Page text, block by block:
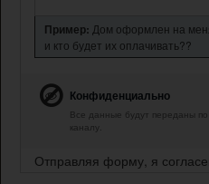
Пример: Дом оформлен на
и кто будет их оплачивать??
Конфиденциально
Все данные будут переданы
каналу.
Отправляя форму, я